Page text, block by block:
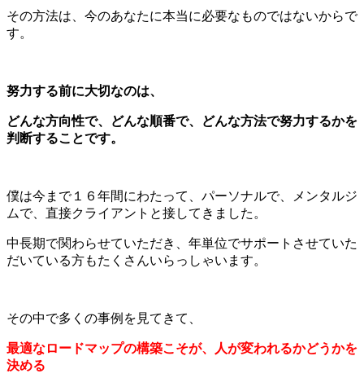
その方法は、今のあなたに本当に必要なものではないからで
す。
努力する前に大切なのは、
どんな方向性で、どんな順番で、どんな方法で努力するかを
判断することです。
僕は今まで１６年間にわたって、パーソナルで、メンタルジ
ムで、直接クライアントと接してきました。
中長期で関わらせていただき、年単位でサポートさせていた
だいている方もたくさんいらっしゃいます。
その中で多くの事例を見てきて、
最適なロードマップの構築こそが、人が変われるかどうかを
決める